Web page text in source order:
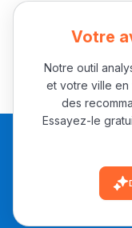
Votre
Notre outil
et votre ville
des
Essayez-le